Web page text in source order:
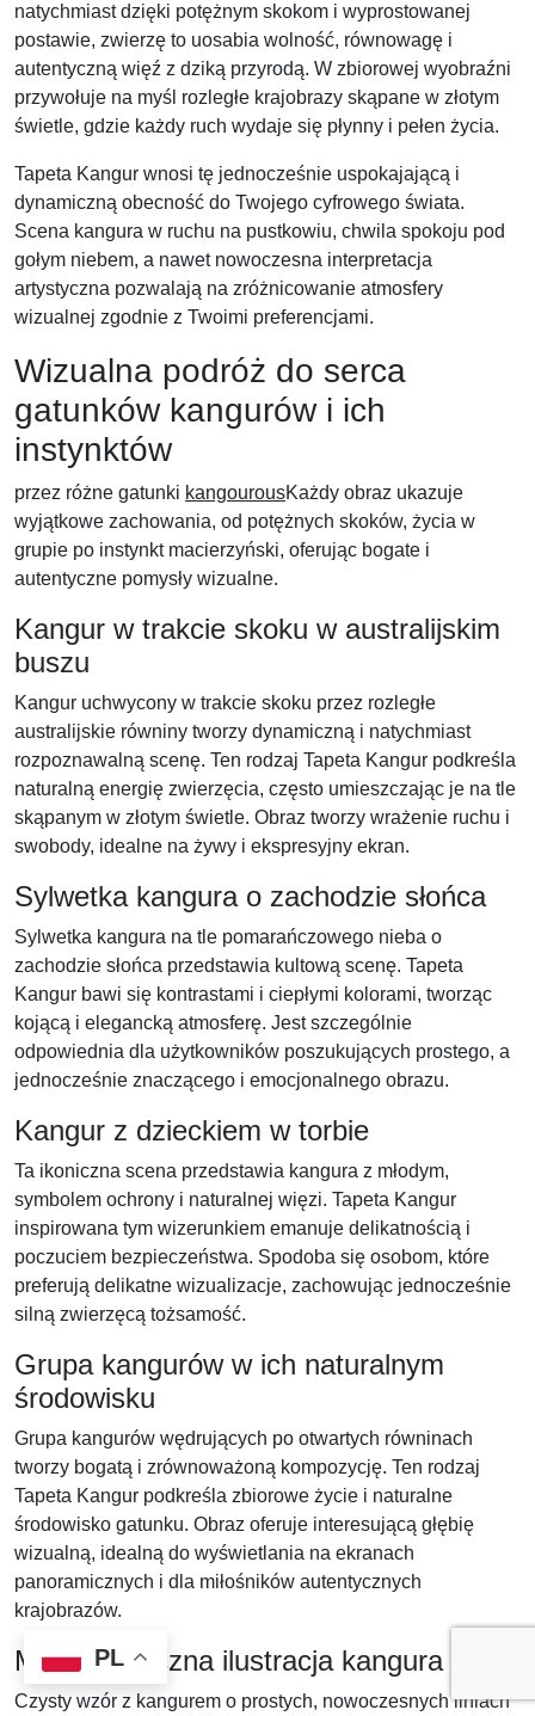
natychmiast dzięki potężnym skokom i wyprostowanej
postawie, zwierzę to uosabia wolność, równowagę i
autentyczną więź z dziką przyrodą. W zbiorowej wyobraźni
przywołuje na myśl rozległe krajobrazy skąpane w złotym
świetle, gdzie każdy ruch wydaje się płynny i pełen życia.
Tapeta Kangur wnosi tę jednocześnie uspokajającą i
dynamiczną obecność do Twojego cyfrowego świata.
Scena kangura w ruchu na pustkowiu, chwila spokoju pod
gołym niebem, a nawet nowoczesna interpretacja
artystyczna pozwalają na zróżnicowanie atmosfery
wizualnej zgodnie z Twoimi preferencjami.
Wizualna podróż do serca
gatunków kangurów i ich
instynktów
przez różne gatunki kangourousKażdy obraz ukazuje
wyjątkowe zachowania, od potężnych skoków, życia w
grupie po instynkt macierzyński, oferując bogate i
autentyczne pomysły wizualne.
Kangur w trakcie skoku w australijskim
buszu
Kangur uchwycony w trakcie skoku przez rozległe
australijskie równiny tworzy dynamiczną i natychmiast
rozpoznawalną scenę. Ten rodzaj Tapeta Kangur podkreśla
naturalną energię zwierzęcia, często umieszczając je na tle
skąpanym w złotym świetle. Obraz tworzy wrażenie ruchu i
swobody, idealne na żywy i ekspresyjny ekran.
Sylwetka kangura o zachodzie słońca
Sylwetka kangura na tle pomarańczowego nieba o
zachodzie słońca przedstawia kultową scenę. Tapeta
Kangur bawi się kontrastami i ciepłymi kolorami, tworząc
kojącą i elegancką atmosferę. Jest szczególnie
odpowiednia dla użytkowników poszukujących prostego, a
jednocześnie znaczącego i emocjonalnego obrazu.
Kangur z dzieckiem w torbie
Ta ikoniczna scena przedstawia kangura z młodym,
symbolem ochrony i naturalnej więzi. Tapeta Kangur
inspirowana tym wizerunkiem emanuje delikatnością i
poczuciem bezpieczeństwa. Spodoba się osobom, które
preferują delikatne wizualizacje, zachowując jednocześnie
silną zwierzęcą tożsamość.
Grupa kangurów w ich naturalnym
środowisku
Grupa kangurów wędrujących po otwartych równinach
tworzy bogatą i zrównoważoną kompozycję. Ten rodzaj
Tapeta Kangur podkreśla zbiorowe życie i naturalne
środowisko gatunku. Obraz oferuje interesującą głębię
wizualną, idealną do wyświetlania na ekranach
panoramicznych i dla miłośników autentycznych
krajobrazów.
Minimalistyczna ilustracja kangura
Czysty wzór z kangurem o prostych, nowoczesnych liniach
PL